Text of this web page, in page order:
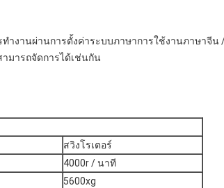
งานผ่านการตั้งค่าระบบภาษาการใช้งานภาษาจีน
มารถจัดการได้เช่นกัน
สวิงโรเตอร์
4000r / นาที
5600xg